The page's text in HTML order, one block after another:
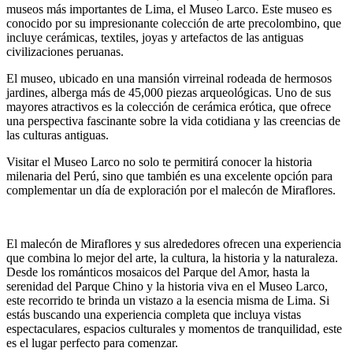
museos más importantes de Lima, el Museo Larco. Este museo es
conocido por su impresionante colección de arte precolombino, que
incluye cerámicas, textiles, joyas y artefactos de las antiguas
civilizaciones peruanas.
El museo, ubicado en una mansión virreinal rodeada de hermosos
jardines, alberga más de 45,000 piezas arqueológicas. Uno de sus
mayores atractivos es la colección de cerámica erótica, que ofrece
una perspectiva fascinante sobre la vida cotidiana y las creencias de
las culturas antiguas.
Visitar el Museo Larco no solo te permitirá conocer la historia
milenaria del Perú, sino que también es una excelente opción para
complementar un día de exploración por el malecón de Miraflores.
El malecón de Miraflores y sus alrededores ofrecen una experiencia
que combina lo mejor del arte, la cultura, la historia y la naturaleza.
Desde los románticos mosaicos del Parque del Amor, hasta la
serenidad del Parque Chino y la historia viva en el Museo Larco,
este recorrido te brinda un vistazo a la esencia misma de Lima. Si
estás buscando una experiencia completa que incluya vistas
espectaculares, espacios culturales y momentos de tranquilidad, este
es el lugar perfecto para comenzar.